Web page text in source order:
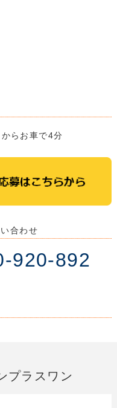
らお車で4分
合わせ
920-892
プラスワン